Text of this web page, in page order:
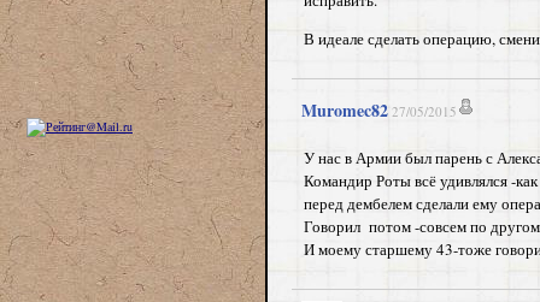
В идеале сделать операцию,
Muromec82 27/05/2015
У нас в Армии был парень с
Командир Роты всё удивлялся -
перед дембелем сделали ему
Говорил потом -совсем по
И моему старшему 43-тоже